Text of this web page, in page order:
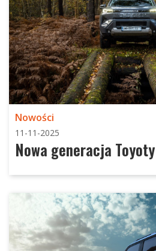
Nowości
11-11-2025
Nowa generacja